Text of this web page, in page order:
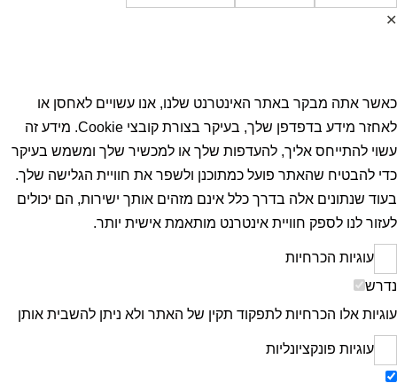
✕
כאשר אתה מבקר באתר האינטרנט שלנו, אנו עשויים לאחסן או
לאחזר מידע בדפדפן שלך, בעיקר בצורת קובצי Cookie. מידע זה
עשוי להתייחס אליך, להעדפות שלך או למכשיר שלך ומשמש בעיקר
כדי להבטיח שהאתר פועל כמתוכנן ולשפר את חוויית הגלישה שלך.
בעוד שנתונים אלה בדרך כלל אינם מזהים אותך ישירות, הם יכולים
לעזור לנו לספק חוויית אינטרנט מותאמת אישית יותר.
עוגיות הכרחיות
נדרש
עוגיות אלו הכרחיות לתפקוד תקין של האתר ולא ניתן להשבית אותן
עוגיות פונקציונליות